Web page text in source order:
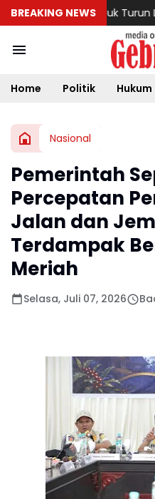
BREAKING NEWS
Ribka Haluk Turun
Home Politik Hukum
Nasional
Pemerintah
Percepatan
Jalan dan
Terdampak
Meriah
Selasa, Juli 07, 2026